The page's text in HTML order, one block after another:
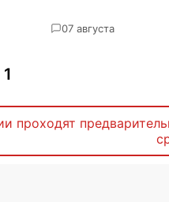
07 августа
проходят